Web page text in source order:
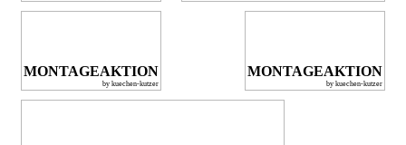
MONTAGEAKTION
by kuechen-kutzer
MONTAGEAKTION
by kuechen-kutzer